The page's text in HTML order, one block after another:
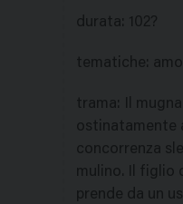
durata: 102?
tematiche:
trama: Il
ostinatamente
concorrenza
mulino. Il figlio
prende da un